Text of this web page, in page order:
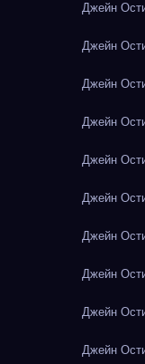
Джейн
Джейн
Джейн
Джейн
Джейн
Джейн
Джейн
Джейн
Джейн
Джейн